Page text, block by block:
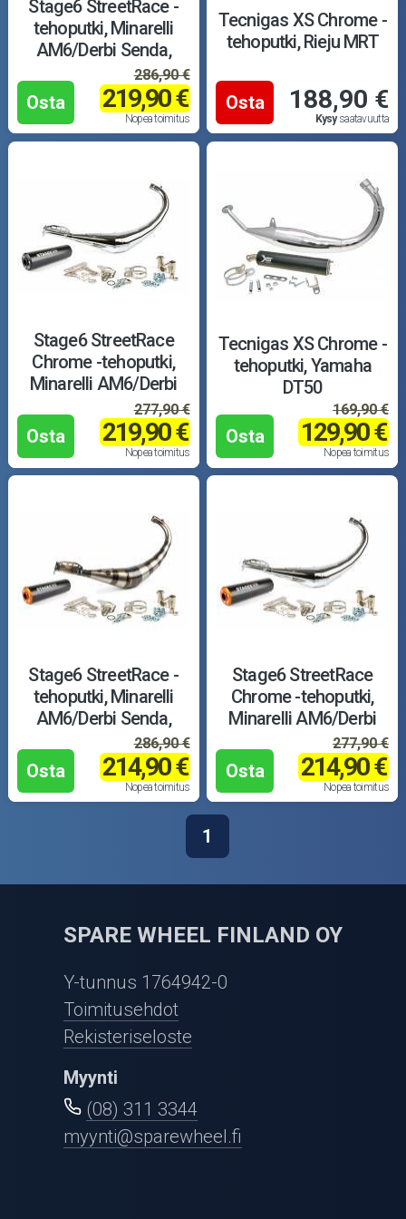
Ajovarusteet
Nastarenkaat
Renkaat ja vanteet
Öljyt ja kemikaalit
Työkalut
Outlet-tuotteet
Stage6 StreetRace -
tehoputki, Minarelli
AM6/Derbi Senda,
Osta
286,90 €
219,90 €
Nopea toimitus
Tecnigas XS Chrome -
tehoputki, Rieju MRT
Osta 188,90 €
Kysysaatavuutta
Stage6 StreetRace
Chrome -tehoputki,
Minarelli AM6/Derbi
Senda, musta
Osta
277,90 €
219,90 €
Nopea toimitus
Tecnigas XS Chrome -
tehoputki, Yamaha
DT50
Osta
169,90 €
129,90 €
Nopea toimitus
Stage6 StreetRace -
tehoputki, Minarelli
AM6/Derbi Senda,
musta/oranssi
Osta
286,90 €
214,90 €
Nopea toimitus
Stage6 StreetRace
Chrome -tehoputki,
Minarelli AM6/Derbi
Senda, musta/oranssi
Osta
277,90 €
214,90 €
Nopea toimitus
1
SPARE WHEEL FINLAND OY
Y-tunnus 1764942-0
Toimitusehdot
Rekisteriseloste
Myynti
(08) 311 3344
myynti@sparewheel.fi